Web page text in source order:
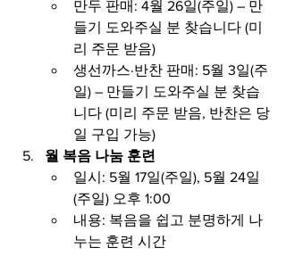
만두 판매: 4월 26일(주일) – 만
들기 도와주실 분 찾습니다 (미
리 주문 받음)
생선까스·반찬 판매: 5월 3일(주
일) – 만들기 도와주실 분 찾습
니다 (미리 주문 받음, 반찬은 당
일 구입 가능)
월 복음 나눔 훈련
일시: 5월 17일(주일), 5월 24일
(주일) 오후 1:00
내용: 복음을 쉽고 분명하게 나
누는 훈련 시간